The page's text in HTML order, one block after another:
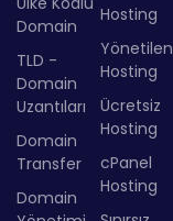
Domain
TLD -
Domain
Uzantıları
Domain
Transfer
Domain
Hosting
Yönetilen
Hosting
Ücretsiz
Hosting
cPanel
Hosting